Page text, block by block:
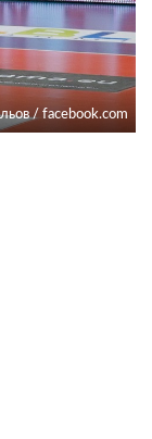
/ facebook.com